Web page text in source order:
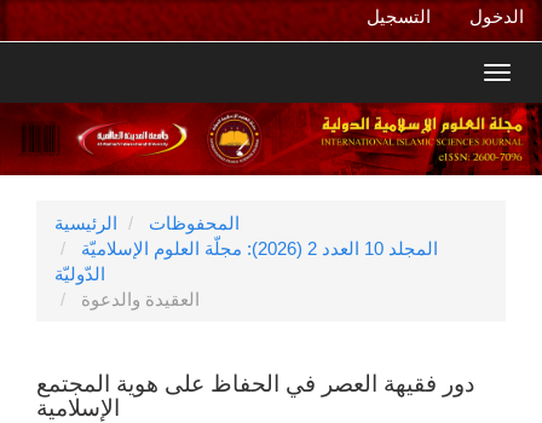
الرئيسي
الشريط
الجانبي
التسجيل الدخول
الرئيسية
المحفوظات
المجلد 10 العدد 2 (2026): مجلّة العلوم الإسلاميّة
الدّوليّة
العقيدة والدعوة
دور فقيهة العصر في الحفاظ على هوية المجتمع
الإسلامية